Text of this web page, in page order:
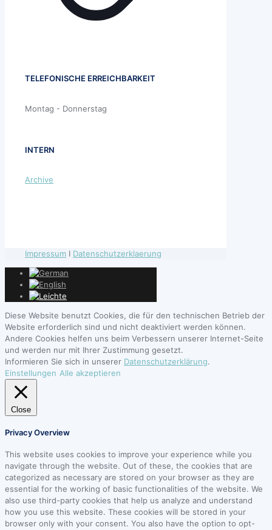
TELEFONISCHE ERREICHBARKEIT
Montag - Donnerstag
INTERN
Archive
Impressum I Datenschutzerklaerung
Diese Website benutzt Cookies, die für den technischen Betrieb der
Website erforderlich sind und nicht deaktiviert werden können.
Andere Cookies helfen uns beim Verbessern unserer Internet-Seite
und werden nur mit Ihrer Zustimmung gesetzt.
Informieren Sie sich in unserer Datenschutzerklärung.
Einstellungen Alle akzeptieren
Close
Privacy Overview
This website uses cookies to improve your experience while you
navigate through the website. Out of these, the cookies that are
categorized as necessary are stored on your browser as they are
essential for the working of basic functionalities of the website. We
also use third-party cookies that help us analyze and understand
how you use this website. These cookies will be stored in your
browser only with your consent. You also have the option to opt-